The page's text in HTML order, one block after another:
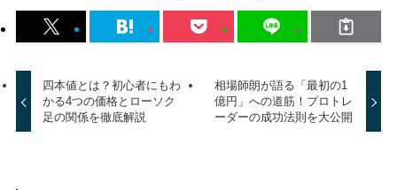
四本値とは？初心者にもわ
かる4つの価格とローソク
足の関係を徹底解説
相場師朗が語る「最初の1
億円」への道筋！プロトレ
ーダーの成功法則を大公開